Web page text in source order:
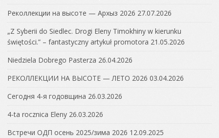
Реколлекции на высоте — Архыз 2026 27.07.2026
„Z Syberii do Siedlec. Drogi Eleny Timokhiny w kierunku
świętości.” – fantastyczny artykuł promotora 21.05.2026
Niedziela Dobrego Pasterza 26.04.2026
РЕКОЛЛЕКЦИИ НА ВЫСОТЕ — ЛЕТО 2026 03.04.2026
Сегодня 4-я годовщина 26.03.2026
4-ta rocznica Eleny 26.03.2026
Встречи ОДП осень 2025/зима 2026 12.09.2025